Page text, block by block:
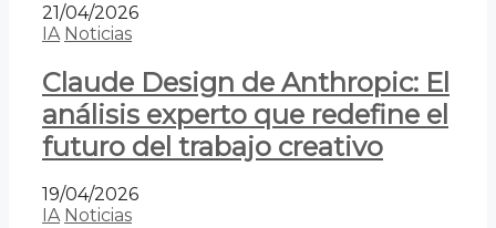
21/04/2026
IA Noticias
Claude Design de Anthropic: El
análisis experto que redefine el
futuro del trabajo creativo
19/04/2026
IA Noticias